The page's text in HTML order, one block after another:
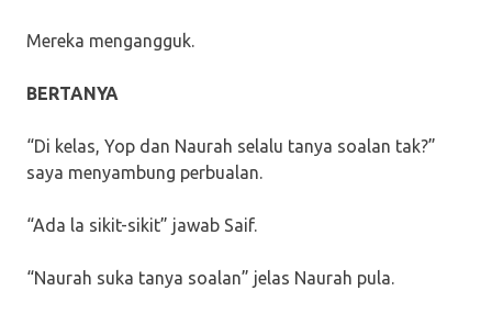
Mereka mengangguk.
BERTANYA
“Di kelas, Yop dan Naurah selalu tanya soalan tak?”
saya menyambung perbualan.
“Ada la sikit-sikit” jawab Saif.
“Naurah suka tanya soalan” jelas Naurah pula.